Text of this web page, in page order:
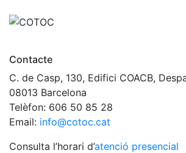
Contacte
C. de Casp, 130, Edifici COACB,
08013 Barcelona
Telèfon: 606 50 85 28
Email: info@cotoc.cat
Consulta l’horari d’atenció presencial